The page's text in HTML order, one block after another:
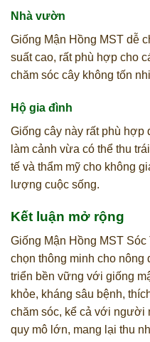
Nhà vườn
Giống Mận Hồng MST dễ
suất cao, rất phù hợp cho
chăm sóc cây không tốn
Hộ gia đình
Giống cây này rất phù hợp
làm cảnh vừa có thể thu
tế và thẩm mỹ cho không
lượng cuộc sống.
Kết luận mở rộng
Giống Mận Hồng MST
chọn thông minh cho
triển bền vững với giống
khỏe, kháng sâu bệnh,
chăm sóc, kể cả với người
quy mô lớn, mang lại thu